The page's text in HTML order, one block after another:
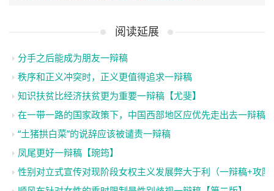
阅读延展
分手之后能成为朋友一辩稿
秩序和正义冲突时，正义更值得追求一辩稿
知识扶贫比经济扶贫更为重要一辩稿【尤斐】
在一带一路的国家政策下，中国西部地区应优先走出去一辩稿
“土猪拱白菜”的说辞应该被谴责一辩稿
凤尾更好一辩稿【琬筠】
性别对立式宣传对现阶段女权主义发展弊大于利（一辩稿+攻防